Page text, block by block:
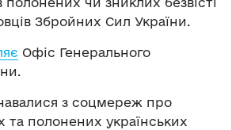
Збройних Сил України.
Офіс Генерального
з соцмереж про
та полонених українських